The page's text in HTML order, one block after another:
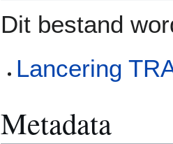
Dit bestand
Lancering
Metadata